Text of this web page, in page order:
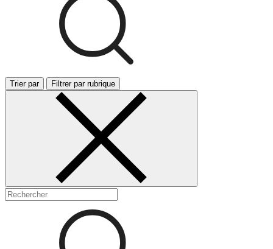
Trier par Filtrer par rubrique